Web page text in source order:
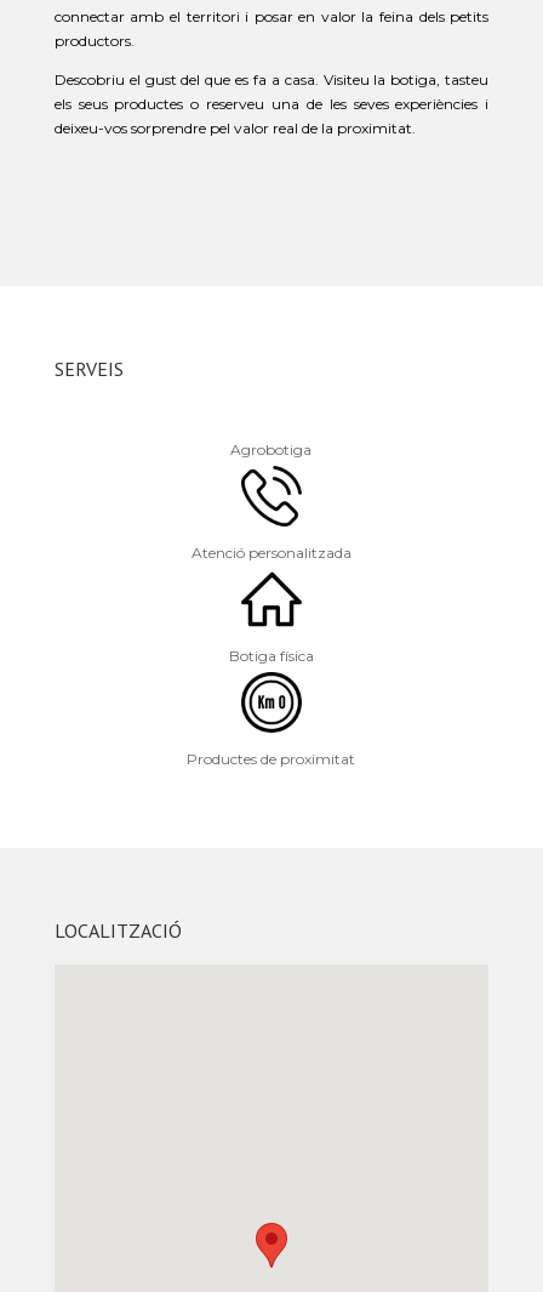
connectar amb el territori i posar en valor la feina dels petits
productors.
Descobriu el gust del que es fa a casa. Visiteu la botiga, tasteu
els seus productes o reserveu una de les seves experiències i
deixeu-vos sorprendre pel valor real de la proximitat.
SERVEIS
Agrobotiga
Atenció personalitzada
Botiga física
Productes de proximitat
LOCALITZACIÓ